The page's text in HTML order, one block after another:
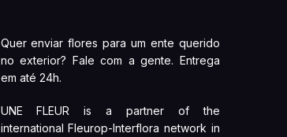
Quer enviar flores para um ente querido
no exterior? Fale com a gente. Entrega
em até 24h.
UNE FLEUR is a partner of the
international Fleurop-Interflora network in